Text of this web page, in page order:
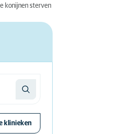
konijnen sterven
klinieken